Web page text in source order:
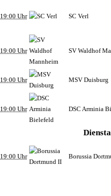
19:00 Uhr SC Verl
19:00 Uhr SV Waldhof
19:00 Uhr MSV Duisburg
19:00 Uhr DSC Arminia
19:00 Uhr Borussia